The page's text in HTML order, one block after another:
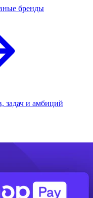
бренды
задач и амбиций